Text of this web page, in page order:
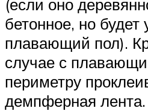
(если оно
бетонное, но будет
плавающий пол).
случае с
периметру
демпферная лента.